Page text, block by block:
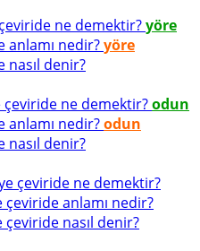
ne demektir?yöre
anlamı nedir?yöre
denir?
ne demektir?odun
anlamı nedir?odun
denir?
çeviride ne demektir?
anlamı nedir?
nasıl denir?